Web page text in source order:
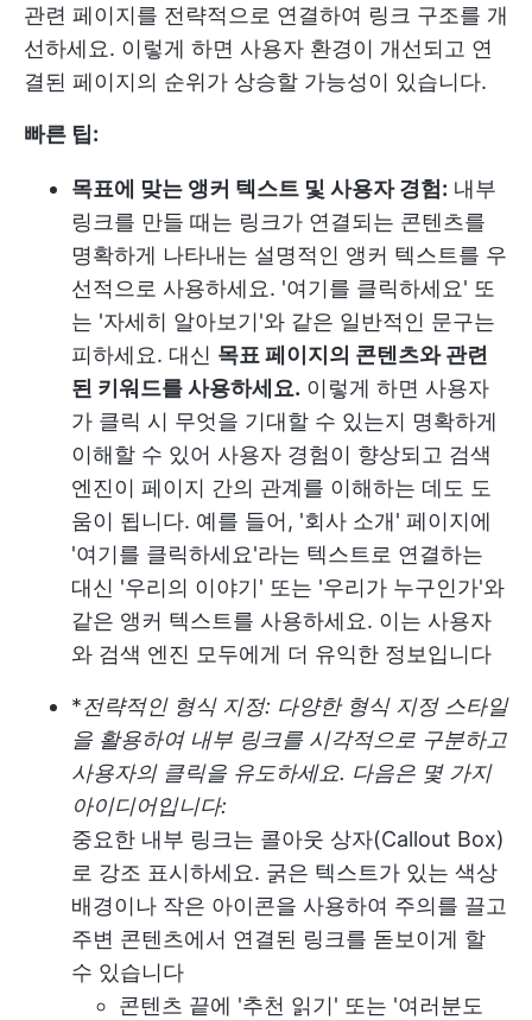
관련 페이지를 전략적으로 연결하여 링크 구조를 개
선하세요. 이렇게 하면 사용자 환경이 개선되고 연
결된 페이지의 순위가 상승할 가능성이 있습니다.
빠른 팁:
목표에 맞는 앵커 텍스트 및 사용자 경험: 내부
링크를 만들 때는 링크가 연결되는 콘텐츠를
명확하게 나타내는 설명적인 앵커 텍스트를 우
선적으로 사용하세요. '여기를 클릭하세요' 또
는 '자세히 알아보기'와 같은 일반적인 문구는
피하세요. 대신 목표 페이지의 콘텐츠와 관련
된 키워드를 사용하세요. 이렇게 하면 사용자
가 클릭 시 무엇을 기대할 수 있는지 명확하게
이해할 수 있어 사용자 경험이 향상되고 검색
엔진이 페이지 간의 관계를 이해하는 데도 도
움이 됩니다. 예를 들어, '회사 소개' 페이지에
'여기를 클릭하세요'라는 텍스트로 연결하는
대신 '우리의 이야기' 또는 '우리가 누구인가'와
같은 앵커 텍스트를 사용하세요. 이는 사용자
와 검색 엔진 모두에게 더 유익한 정보입니다
*전략적인 형식 지정: 다양한 형식 지정 스타일
을 활용하여 내부 링크를 시각적으로 구분하고
사용자의 클릭을 유도하세요. 다음은 몇 가지
아이디어입니다:
중요한 내부 링크는 콜아웃 상자(Callout Box)
로 강조 표시하세요. 굵은 텍스트가 있는 색상
배경이나 작은 아이콘을 사용하여 주의를 끌고
주변 콘텐츠에서 연결된 링크를 돋보이게 할
수 있습니다
콘텐츠 끝에 '추천 읽기' 또는 '여러분도